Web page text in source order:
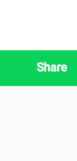
Share